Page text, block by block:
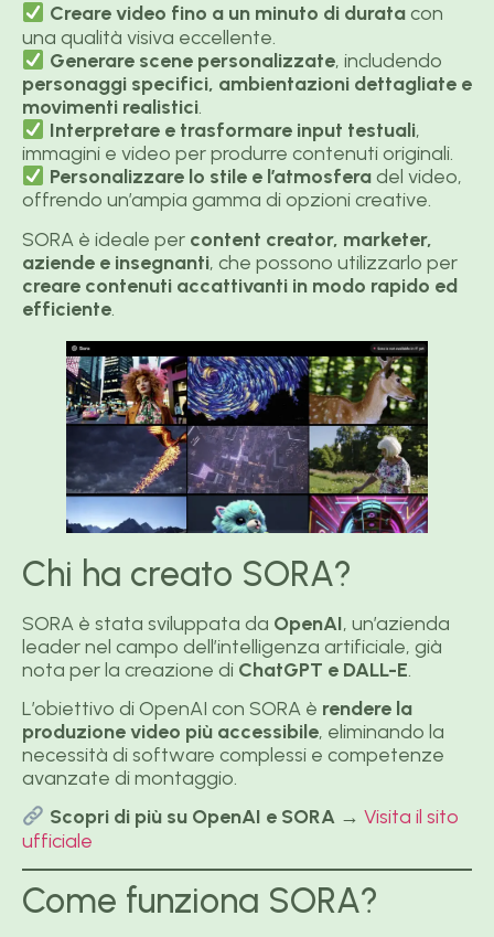
Creare video fino a un minuto di duratacon
una qualità visiva eccellente.
Generare scene personalizzate, includendo
personaggi specifici, ambientazioni dettagliate e
movimenti realistici.
Interpretare e trasformare input testuali,
immagini e video per produrre contenuti originali.
Personalizzare lo stile e l’atmosferadel video,
offrendo un’ampia gamma di opzioni creative.
SORA è ideale per content creator, marketer,
aziende e insegnanti, che possono utilizzarlo per
creare contenuti accattivanti in modo rapido ed
efficiente.
Chi ha creato SORA?
SORA è stata sviluppata da OpenAI, un’azienda
leader nel campo dell’intelligenza artificiale, già
nota per la creazione di ChatGPT e DALL-E.
L’obiettivo di OpenAI con SORA è rendere la
produzione video più accessibile, eliminando la
necessità di software complessi e competenze
avanzate di montaggio.
Scopri di più su OpenAI e SORA→ Visita il sito
ufficiale
Come funziona SORA?